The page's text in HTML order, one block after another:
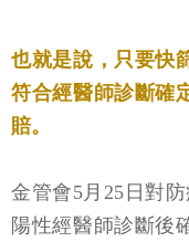
也就是說，只要快
符合經醫師診斷確
賠。
金管會5月25日對
陽性經醫師診斷後